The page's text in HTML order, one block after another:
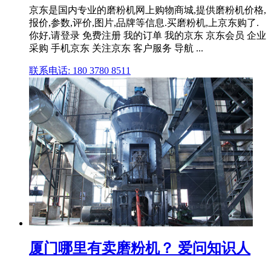
京东是国内专业的磨粉机网上购物商城,提供磨粉机价格,
报价,参数,评价,图片,品牌等信息.买磨粉机,上京东购了.
你好,请登录 免费注册 我的订单 我的京东 京东会员 企业
采购 手机京东 关注京东 客户服务 导航 ...
联系电话: 180 3780 8511
厦门哪里有卖磨粉机？ 爱问知识人